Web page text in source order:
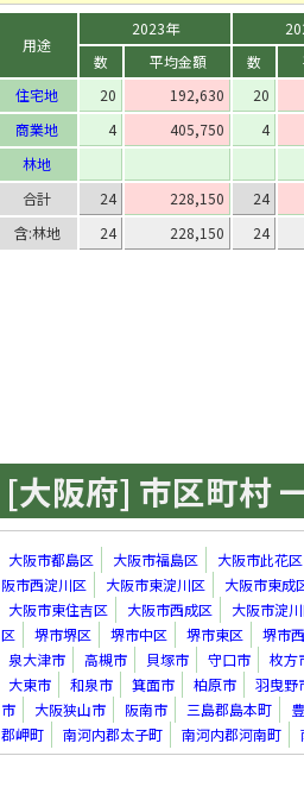
用途
2023年
数
平均金額 数
住宅地
20 192,630
20
商業地
4 405,750
4
林地
合計
24 228,150
24
含:林地
24 228,150 24
[大阪府] 市区町村
大阪市都島区 大阪市福島区
大阪市此花区
阪市西淀川区
大阪市東淀川区
大阪市東成
大阪市東住吉区
大阪市西成区
大阪市淀
区
堺市堺区 堺市中区 堺市東区
堺市
泉大津市
高槻市 貝塚市 守口市
枚方
大東市
和泉市 箕面市 柏原市
羽曳野
市
大阪狭山市 阪南市 三島郡島本町
郡岬町
南河内郡太子町 南河内郡河南町